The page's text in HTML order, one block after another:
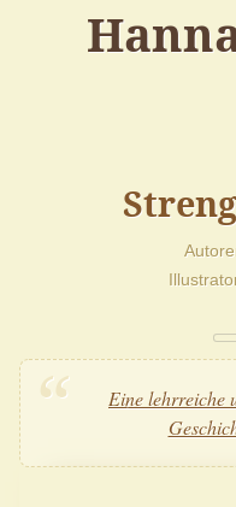
Eine lehrreiche